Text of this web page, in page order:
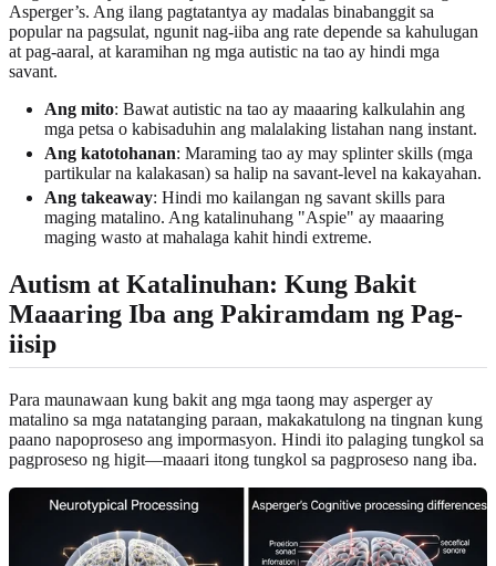
Asperger’s. Ang ilang pagtatantya ay madalas binabanggit sa
popular na pagsulat, ngunit nag-iiba ang rate depende sa kahulugan
at pag-aaral, at karamihan ng mga autistic na tao ay hindi mga
savant.
Ang mito: Bawat autistic na tao ay maaaring kalkulahin ang
mga petsa o kabisaduhin ang malalaking listahan nang instant.
Ang katotohanan: Maraming tao ay may splinter skills (mga
partikular na kalakasan) sa halip na savant-level na kakayahan.
Ang takeaway: Hindi mo kailangan ng savant skills para
maging matalino. Ang katalinuhang "Aspie" ay maaaring
maging wasto at mahalaga kahit hindi extreme.
Autism at Katalinuhan: Kung Bakit
Maaaring Iba ang Pakiramdam ng Pag-
iisip
Para maunawaan kung bakit ang mga taong may asperger ay
matalino sa mga natatanging paraan, makakatulong na tingnan kung
paano napoproseso ang impormasyon. Hindi ito palaging tungkol sa
pagproseso ng higit—maaari itong tungkol sa pagproseso nang iba.